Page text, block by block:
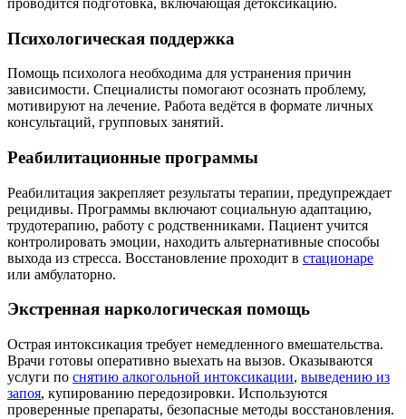
Психологическая поддержка
Помощь психолога необходима для устранения причин
зависимости. Специалисты помогают осознать проблему,
мотивируют на лечение. Работа ведётся в формате личных
консультаций, групповых занятий.
Реабилитационные программы
Реабилитация закрепляет результаты терапии, предупреждает
рецидивы. Программы включают социальную адаптацию,
трудотерапию, работу с родственниками. Пациент учится
контролировать эмоции, находить альтернативные способы
выхода из стресса. Восстановление проходит в стационаре
или амбулаторно.
Экстренная наркологическая помощь
Острая интоксикация требует немедленного вмешательства.
Врачи готовы оперативно выехать на вызов. Оказываются
услуги по снятию алкогольной интоксикации, выведению из
запоя, купированию передозировки. Используются
проверенные препараты, безопасные методы восстановления.